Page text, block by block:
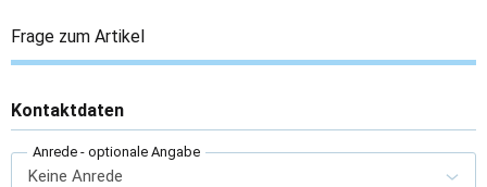
Frage zum Artikel
Kontaktdaten
Anrede - optionale Angabe